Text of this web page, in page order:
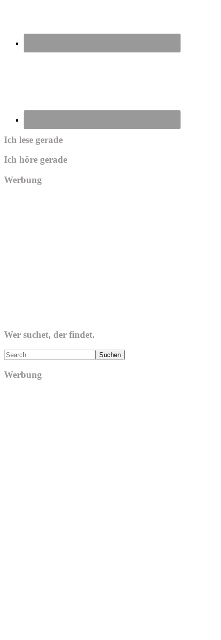
Ich lese gerade
Ich höre gerade
Werbung
Wer suchet, der findet.
Search
Werbung